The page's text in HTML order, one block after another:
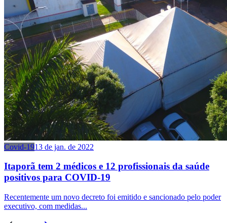
Covid-1913 de jan. de 2022
Itaporã tem 2 médicos e 12 profissionais da saúde
positivos para COVID-19
Recentemente um novo decreto foi emitido e sancionado pelo poder
executivo, com medidas...